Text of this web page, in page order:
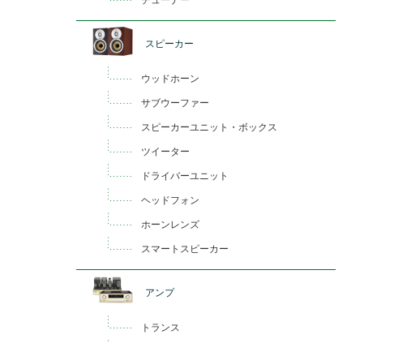
スピーカー
ウッドホーン
サブウーファー
スピーカーユニット・ボックス
ツイーター
ドライバーユニット
ヘッドフォン
ホーンレンズ
スマートスピーカー
アンプ
トランス